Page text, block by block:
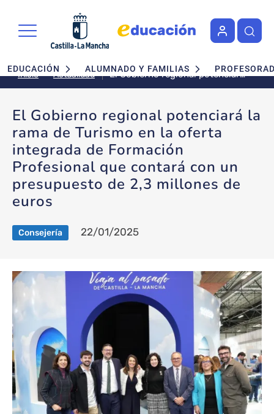
Navegación principal
EDUCACIÓN ALUMNADO Y FAMILIAS
Inicio Actualidad
El Gobierno regional potenciará
la rama de Turismo en la oferta
Profesional que contará con un
presupuesto de 2,3 millones de
euros
El Gobierno regional potenciará la
rama de Turismo en la oferta
integrada de Formación
Profesional que contará con un
presupuesto de 2,3 millones de
euros
Consejería 22/01/2025